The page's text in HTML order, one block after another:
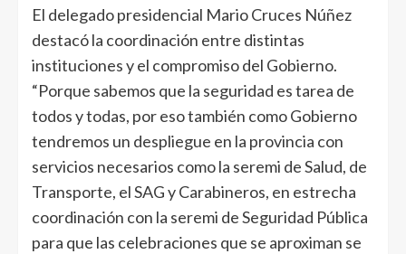
El delegado presidencial Mario Cruces Núñez
destacó la coordinación entre distintas
instituciones y el compromiso del Gobierno.
“Porque sabemos que la seguridad es tarea de
todos y todas, por eso también como Gobierno
tendremos un despliegue en la provincia con
servicios necesarios como la seremi de Salud, de
Transporte, el SAG y Carabineros, en estrecha
coordinación con la seremi de Seguridad Pública
para que las celebraciones que se aproximan se